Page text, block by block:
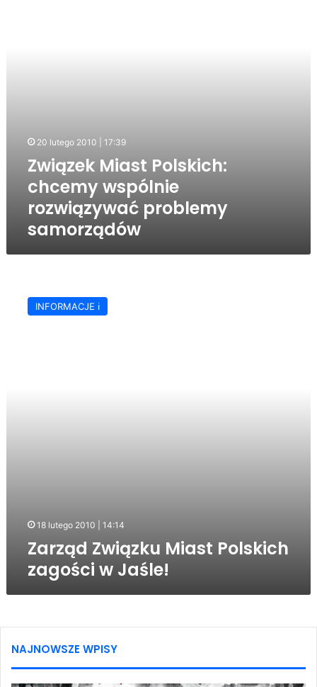
20 lutego 2010 | 17:39
Związek Miast Polskich:
chcemy wspólnie
rozwiązywać problemy
samorządów
Związku
Miast INFORMACJE ℹ️
18 lutego 2010 | 14:14
Zarząd Związku Miast Polskich
zagości w Jaśle!
NAJNOWSZE WPISY